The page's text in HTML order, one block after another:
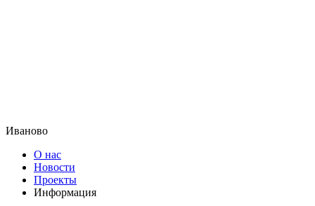
Иваново
О нас
Новости
Проекты
Информация